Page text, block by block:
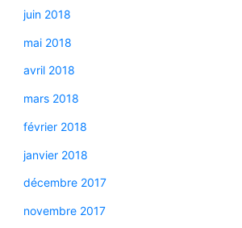
juin 2018
mai 2018
avril 2018
mars 2018
février 2018
janvier 2018
décembre 2017
novembre 2017